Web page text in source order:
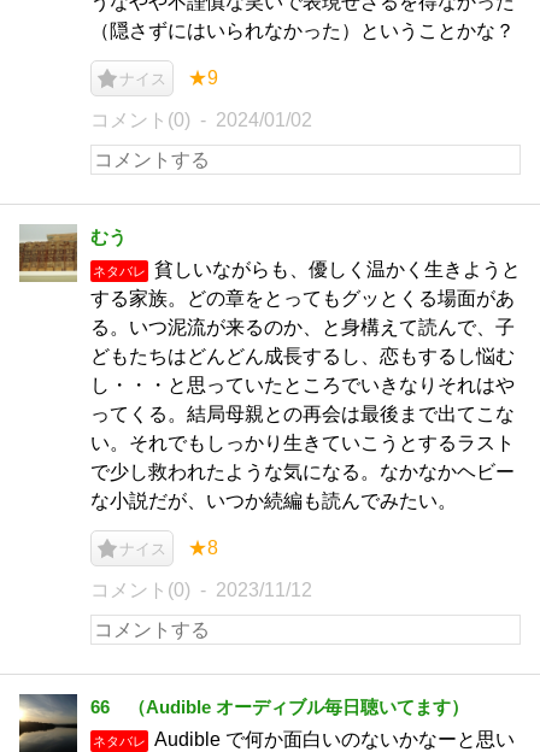
（隠さずにはいられなかった）ということかな？
ナイス ★9
コメント(0) 2024/01/02
むう
ネタバレ
貧しいながらも、優しく温かく生きようと
する家族。どの章をとってもグッとくる場面があ
る。いつ泥流が来るのか、と身構えて読んで、子
どもたちはどんどん成長するし、恋もするし悩む
し・・・と思っていたところでいきなりそれはや
ってくる。結局母親との再会は最後まで出てこな
い。それでもしっかり生きていこうとするラスト
で少し救われたような気になる。なかなかヘビー
な小説だが、いつか続編も読んでみたい。
ナイス ★8
コメント(0) 2023/11/12
66 （Audible オーディブル毎日聴いてます）
ネタバレ Audible で何か面白いのないかなーと思い